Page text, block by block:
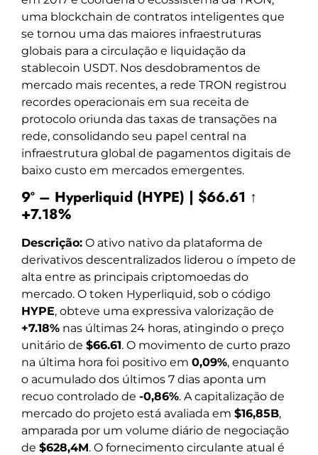
uma blockchain de contratos inteligentes que
se tornou uma das maiores infraestruturas
globais para a circulação e liquidação da
stablecoin USDT. Nos desdobramentos de
mercado mais recentes, a rede TRON registrou
recordes operacionais em sua receita de
protocolo oriunda das taxas de transações na
rede, consolidando seu papel central na
infraestrutura global de pagamentos digitais de
baixo custo em mercados emergentes.
9º – Hyperliquid (HYPE) | $66.61 ↑
+7.18%
Descrição: O ativo nativo da plataforma de
derivativos descentralizados liderou o ímpeto de
alta entre as principais criptomoedas do
mercado. O token Hyperliquid, sob o código
HYPE, obteve uma expressiva valorização de
+7.18% nas últimas 24 horas, atingindo o preço
unitário de $66.61. O movimento de curto prazo
na última hora foi positivo em 0,09%, enquanto
o acumulado dos últimos 7 dias aponta um
recuo controlado de -0,86%. A capitalização de
mercado do projeto está avaliada em $16,85B,
amparada por um volume diário de negociação
de $628,4M. O fornecimento circulante atual é